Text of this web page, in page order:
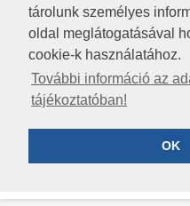
tárolunk személyes
oldal meglátogatásával
cookie-k használatához.
További információ az
tájékoztatóban!
OK
IMPRESSZUM
MÉDIAAJÁNLAT
KÖZÉRDEKŰ ADATOK
ADATVÉDELEM